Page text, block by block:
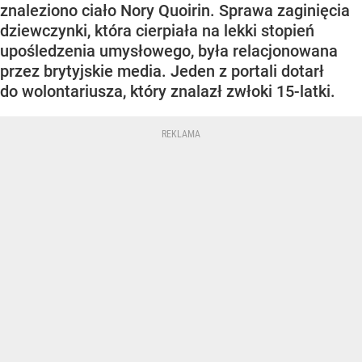
znaleziono ciało Nory Quoirin. Sprawa zaginięcia
dziewczynki, która cierpiała na lekki stopień
upośledzenia umysłowego, była relacjonowana
przez brytyjskie media. Jeden z portali dotarł
do wolontariusza, który znalazł zwłoki 15-latki.